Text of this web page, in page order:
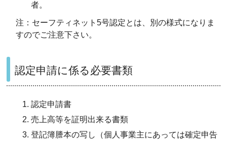
者。
注：セーフティネット5号認定とは、別の様式になりま
すのでご注意下さい。
認定申請に係る必要書類
認定申請書
売上高等を証明出来る書類
登記簿謄本の写し（個人事業主にあっては確定申告